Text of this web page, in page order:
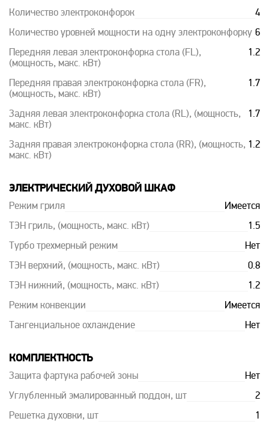
Количество электроконфорок 4
Количество уровней мощности на одну электроконфорку 6
Передняя левая электроконфорка стола (FL),
(мощность, макс. кВт)
1.2
Передняя правая электроконфорка стола (FR),
(мощность, макс. кВт)
1.7
Задняя левая электроконфорка стола (RL), (мощность,
макс. кВт)
1.7
Задняя правая электроконфорка стола (RR), (мощность,
макс. кВт)
1.2
ЭЛЕКТРИЧЕСКИЙ ДУХОВОЙ ШКАФ
Режим гриля Имеется
ТЭН гриль, (мощность, макс. кВт) 1.5
Турбо трехмерный режим Нет
ТЭН верхний, (мощность, макс. кВт) 0.8
ТЭН нижний, (мощность, макс. кВт) 1.2
Режим конвекции Имеется
Тангенциальное охлаждение Нет
КОМПЛЕКТНОСТЬ
Защита фартука рабочей зоны Нет
Углубленный эмалированный поддон, шт 2
Решетка духовки, шт 1